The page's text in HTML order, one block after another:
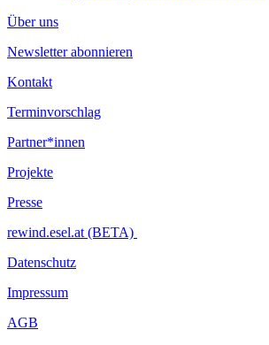
Über uns
Newsletter abonnieren
Kontakt
Terminvorschlag
Partner*innen
Projekte
Presse
rewind.esel.at (BETA)
Datenschutz
Impressum
AGB